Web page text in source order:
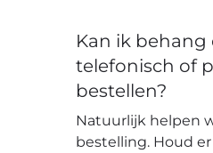
Kan ik behang
telefonisch of
bestellen?
Natuurlijk helpen
bestelling. Houd